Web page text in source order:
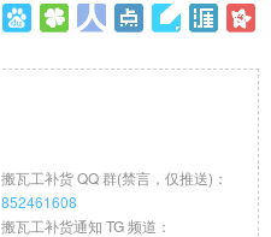
搬瓦工补货 QQ 群(禁言，仅推送)：
852461608
搬瓦工补货通知 TG 频道：